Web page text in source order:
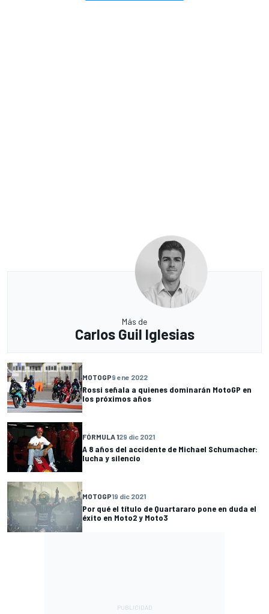
Más de
Carlos Guil Iglesias
MOTOGP9 ene 2022
Rossi señala a quienes dominarán MotoGP en
los próximos años
FÓRMULA 129 dic 2021
A 8 años del accidente de Michael Schumacher:
lucha y silencio
MOTOGP19 dic 2021
Por qué el título de Quartararo pone en duda el
éxito en Moto2 y Moto3